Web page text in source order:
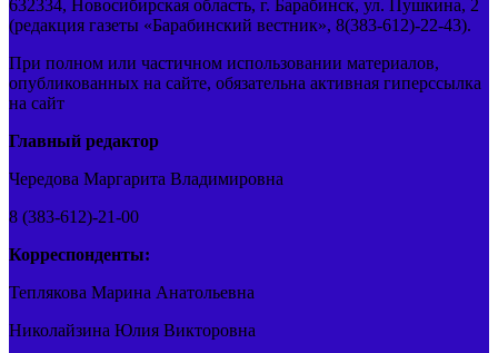
632334, Новосибирская область, г. Барабинск, ул. Пушкина, 2
(редакция газеты «Барабинский вестник», 8(383-612)-22-43).
При полном или частичном использовании материалов,
опубликованных на сайте, обязательна активная гиперссылка
на сайт
Главный редактор
Чередова Маргарита Владимировна
8 (383-612)-21-00
Корреспонденты:
Теплякова Марина Анатольевна
Николайзина Юлия Викторовна